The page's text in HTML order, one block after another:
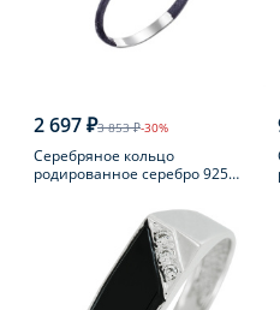
2 697 ₽3 853 ₽-30%
Серебряное кольцо
родированное серебро 925